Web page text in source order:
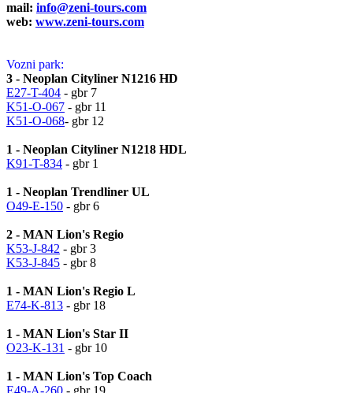
mail: info@zeni-tours.com
web: www.zeni-tours.com
Vozni park:
3 - Neoplan Cityliner N1216 HD
E27-T-404 - gbr 7
K51-O-067 - gbr 11
K51-O-068- gbr 12
1 - Neoplan Cityliner N1218 HDL
K91-T-834 - gbr 1
1 - Neoplan Trendliner UL
O49-E-150 - gbr 6
2 - MAN Lion's Regio
K53-J-842 - gbr 3
K53-J-845 - gbr 8
1 - MAN Lion's Regio L
E74-K-813 - gbr 18
1 - MAN Lion's Star II
O23-K-131 - gbr 10
1 - MAN Lion's Top Coach